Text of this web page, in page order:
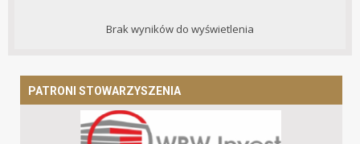
Brak wyników do wyświetlenia
PATRONI STOWARZYSZENIA